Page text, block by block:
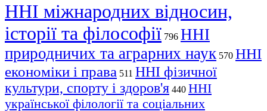
ННІ міжнародних відносин,
історії та філософії 796 ННІ
природничих та аграрних наук 570 ННІ
економіки і права 511 ННІ фізичної
культури, спорту і здоров'я 440 ННІ
української філології та соціальних